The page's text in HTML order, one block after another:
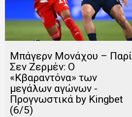
Μπάγερν Μονάχου – Παρί
Σεν Ζερμέν: Ο
«Κβαραντόνα» των
μεγάλων αγώνων -
Προγνωστικά by Kingbet
(6/5)